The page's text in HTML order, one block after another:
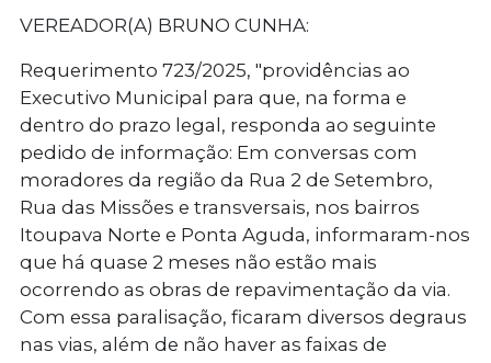
VEREADOR(A) BRUNO CUNHA:
Requerimento 723/2025, "providências ao
Executivo Municipal para que, na forma e
dentro do prazo legal, responda ao seguinte
pedido de informação: Em conversas com
moradores da região da Rua 2 de Setembro,
Rua das Missões e transversais, nos bairros
Itoupava Norte e Ponta Aguda, informaram-nos
que há quase 2 meses não estão mais
ocorrendo as obras de repavimentação da via.
Com essa paralisação, ficaram diversos degraus
nas vias, além de não haver as faixas de